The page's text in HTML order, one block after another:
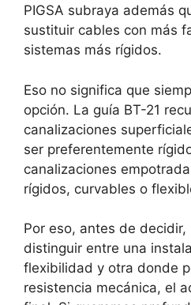
PIGSA subraya además
sustituir cables con más
sistemas más rígidos.
Eso no significa que
opción. La guía BT-21
canalizaciones
ser preferentemente
canalizaciones
rígidos, curvables o
Por eso, antes de decidir,
distinguir entre una
flexibilidad y otra donde
resistencia mecánica, el